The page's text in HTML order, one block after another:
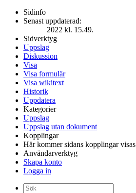
Sidinfo
Senast uppdaterad:
2022 kl. 15.49.
Sidverktyg
Uppslag
Diskussion
Visa
Visa formulär
Visa wikitext
Historik
Uppdatera
Kategorier
Uppslag
Uppslag utan dokument
Kopplingar
Här kommer sidans kopplingar visas
Användarverktyg
Skapa konto
Logga in